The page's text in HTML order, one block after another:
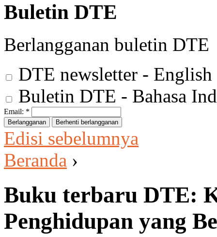
Buletin DTE
Berlangganan buletin DTE
DTE newsletter - English
Buletin DTE - Bahasa
Email: *
Edisi sebelumnya
Beranda ›
Buku terbaru DTE:
Penghidupan yang